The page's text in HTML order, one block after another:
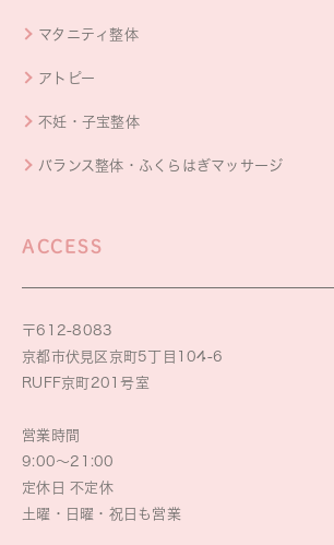
マタニティ整体
アトピー
不妊・子宝整体
バランス整体・ふくらはぎマッサージ
ACCESS
〒612-8083
京都市伏見区京町5丁目104-6
RUFF京町201号室
営業時間
9:00～21:00
定休日 不定休
土曜・日曜・祝日も営業